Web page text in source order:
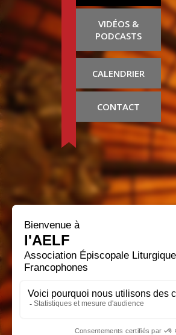
VIDÉOS &
PODCASTS
CALENDRIER
CONTACT